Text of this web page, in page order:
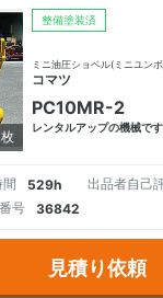
整備塗装済
ミニ油圧ショベル(ミニユン
コマツ
PC10MR-2
レンタルアップの機械で
間 529h 出品者自己
号 36842
見積り依頼